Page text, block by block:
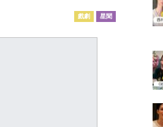
戲劇 星聞